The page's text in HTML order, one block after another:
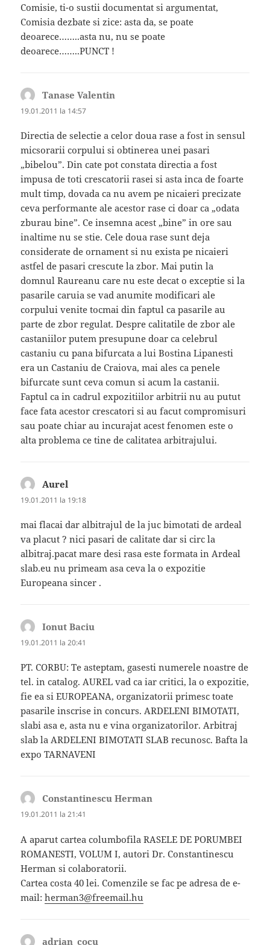
Comisie, ti-o sustii documentat si argumentat,
Comisia dezbate si zice: asta da, se poate
deoarece……..asta nu, nu se poate
deoarece……..PUNCT !
Tanase Valentin
19.01.2011 la 14:57
Directia de selectie a celor doua rase a fost in sensul
micsorarii corpului si obtinerea unei pasari
„bibelou”. Din cate pot constata directia a fost
impusa de toti crescatorii rasei si asta inca de foarte
mult timp, dovada ca nu avem pe nicaieri precizate
ceva performante ale acestor rase ci doar ca „odata
zburau bine”. Ce insemna acest „bine” in ore sau
inaltime nu se stie. Cele doua rase sunt deja
considerate de ornament si nu exista pe nicaieri
astfel de pasari crescute la zbor. Mai putin la
domnul Raureanu care nu este decat o exceptie si la
pasarile caruia se vad anumite modificari ale
corpului venite tocmai din faptul ca pasarile au
parte de zbor regulat. Despre calitatile de zbor ale
castaniilor putem presupune doar ca celebrul
castaniu cu pana bifurcata a lui Bostina Lipanesti
era un Castaniu de Craiova, mai ales ca penele
bifurcate sunt ceva comun si acum la castanii.
Faptul ca in cadrul expozitiilor arbitrii nu au putut
face fata acestor crescatori si au facut compromisuri
sau poate chiar au incurajat acest fenomen este o
alta problema ce tine de calitatea arbitrajului.
Aurel
19.01.2011 la 19:18
mai flacai dar albitrajul de la juc bimotati de ardeal
va placut ? nici pasari de calitate dar si circ la
albitraj.pacat mare desi rasa este formata in Ardeal
slab.eu nu primeam asa ceva la o expozitie
Europeana sincer .
Ionut Baciu
19.01.2011 la 20:41
PT. CORBU: Te asteptam, gasesti numerele noastre de
tel. in catalog. AUREL vad ca iar critici, la o expozitie,
fie ea si EUROPEANA, organizatorii primesc toate
pasarile inscrise in concurs. ARDELENI BIMOTATI,
slabi asa e, asta nu e vina organizatorilor. Arbitraj
slab la ARDELENI BIMOTATI SLAB recunosc. Bafta la
expo TARNAVENI
Constantinescu Herman
19.01.2011 la 21:41
A aparut cartea columbofila RASELE DE PORUMBEI
ROMANESTI, VOLUM I, autori Dr. Constantinescu
Herman si colaboratorii.
Cartea costa 40 lei. Comenzile se fac pe adresa de e-
mail:herman3@freemail.hu
adrian_cocu